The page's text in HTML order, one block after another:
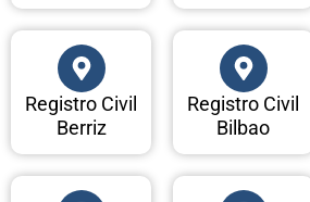
Registro Civil
Berriz
Registro Civil
Bilbao